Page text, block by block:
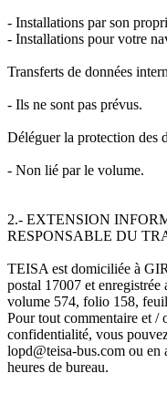
- Installations par son
- Installations pour votre
Transferts de données
- Ils ne sont pas prévus.
Déléguer la protection des
- Non lié par le volume.
2.- EXTENSION
RESPONSABLE DU
TEISA est domiciliée à
postal 17007 et enregistrée
volume 574, folio 158,
Pour tout commentaire et /
confidentialité, vous
lopd@teisa-bus.com ou en
heures de bureau.